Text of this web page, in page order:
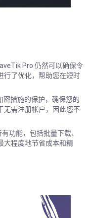
Pro 仍然可以确保令
行了优化，帮助您在短时
密措施的保护，确保您的
无需注册帐户，因此您不
功能，包括批量下载、
大程度地节省成本和精